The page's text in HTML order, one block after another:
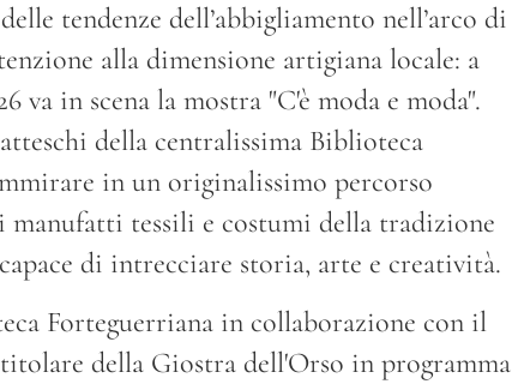
tendenze dell’abbigliamento nell’arco di
alla dimensione artigiana locale: a
in scena la mostra "C'è moda e moda".
della centralissima Biblioteca
in un originalissimo percorso
tessili e costumi della tradizione
di intrecciare storia, arte e creatività.
Forteguerriana in collaborazione con il
della Giostra dell'Orso in programma